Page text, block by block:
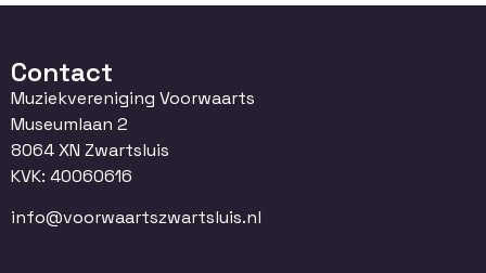
Contact
Muziekvereniging Voorwaarts
Museumlaan 2
8064 XN Zwartsluis
KVK: 40060616
info@voorwaartszwartsluis.nl